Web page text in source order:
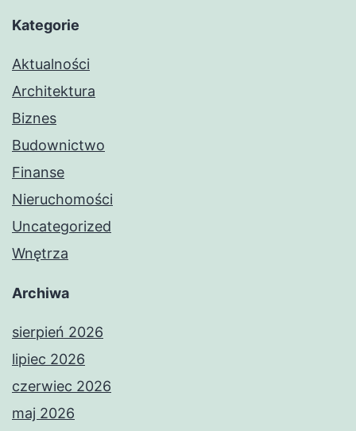
Kategorie
Aktualności
Architektura
Biznes
Budownictwo
Finanse
Nieruchomości
Uncategorized
Wnętrza
Archiwa
sierpień 2026
lipiec 2026
czerwiec 2026
maj 2026